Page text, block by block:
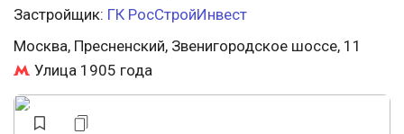
Застройщик: ГК РосСтройИнвест
Москва, Пресненский, Звенигородское шоссе, 11
Улица 1905 года